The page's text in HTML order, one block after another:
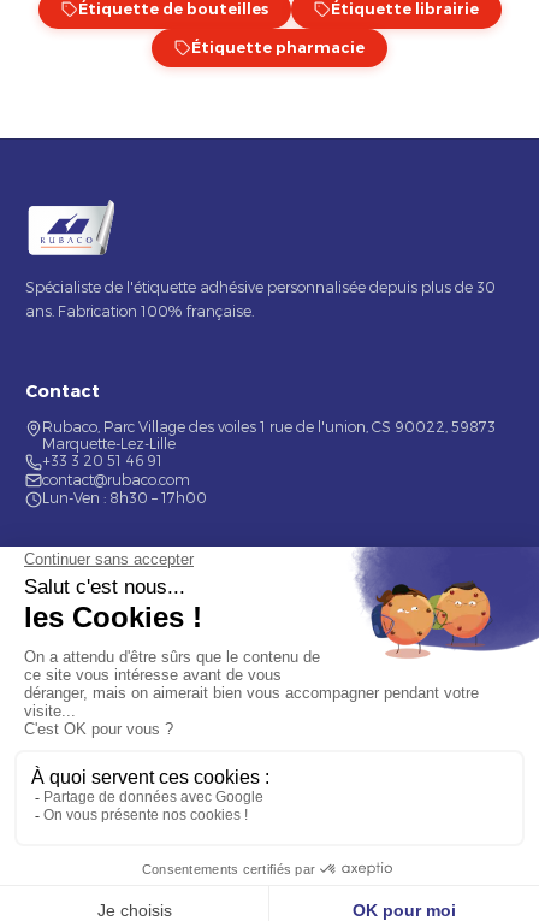
Étiquette de bouteilles Étiquette librairie
Étiquette pharmacie
OBTENIR MON DEVIS
Spécialiste de l'étiquette adhésive personnalisée depuis plus de 30
ans. Fabrication 100% française.
Contact
Rubaco, Parc Village des voiles 1 rue de l'union, CS 90022, 59873
Marquette-Lez-Lille
+33 3 20 51 46 91
contact@rubaco.com
Lun-Ven : 8h30 – 17h00
Nos services
Étiquette alimentaire
Étiquette de bouteilles
Informations
Mentions légales
À propos
Nous contacter
★★★★★